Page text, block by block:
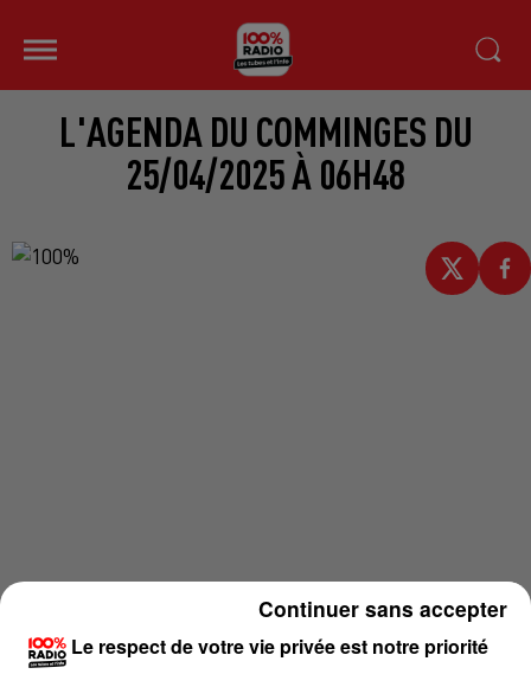
L'AGENDA DU COMMINGES DU
25/04/2025 À 06H48
Le respect de votre vie privée est notre priorité
Continuer sans accepter